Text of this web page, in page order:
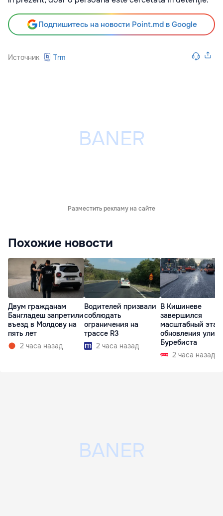
Подпишитесь на новости Point.md в Google
Источник Trm
Разместить рекламу на сайте
Похожие новости
Двум гражданам
Бангладеш запретили
въезд в Молдову на
пять лет
2 часа назад
Водителей призвали
соблюдать
ограничения на
трассе R3
2 часа назад
В Кишиневе
завершился
масштабный этап
обновления
Буребиста
2 часа назад